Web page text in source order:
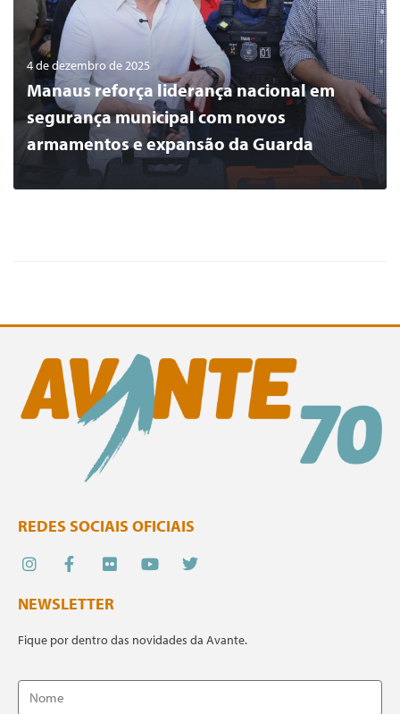
4 de dezembro de 2025
Manaus reforça liderança nacional em
segurança municipal com novos
armamentos e expansão da Guarda
REDES SOCIAIS OFICIAIS
NEWSLETTER
Fique por dentro das novidades da Avante.